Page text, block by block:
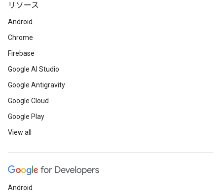
リソース
Android
Chrome
Firebase
Google AI Studio
Google Antigravity
Google Cloud
Google Play
View all
Android